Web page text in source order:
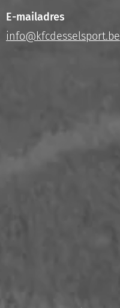
E-mailadres
info@kfcdesselsport.be